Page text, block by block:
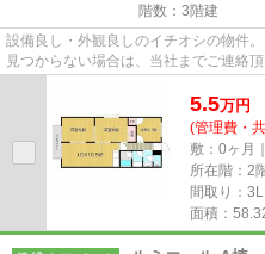
階数：3階建
設備良し・外観良しのイチオシの物件
見つからない場合は、当社までご連絡
5.5万円
(管理費・
敷：0ヶ月
所在階：2
間取り：
面積：